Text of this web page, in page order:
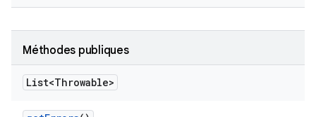
Méthodes publiques
List<Throwable>